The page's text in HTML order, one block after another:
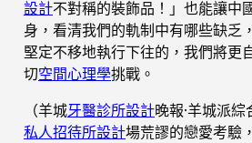
設計不對稱的裝飾品！」也能讓中
身，看清我們的軌制中有哪些缺乏
堅定不移地執行下往的，我們將更
切空間心理學挑戰。
（羊城牙醫診所設計晚報·羊城派
私人招待所設計場荒謬的戀愛考驗